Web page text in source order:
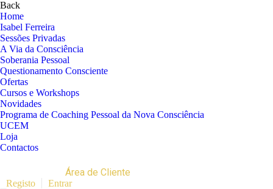
Back
Home
Isabel Ferreira
Sessões Privadas
A Via da Consciência
Soberania Pessoal
Questionamento Consciente
Ofertas
Cursos e Workshops
Novidades
Programa de Coaching Pessoal da Nova Consciência
UCEM
Loja
Contactos
Área de Cliente
Registo Entrar